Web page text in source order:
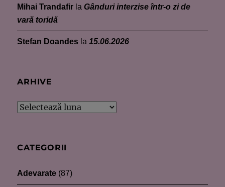
Mihai Trandafir la Gânduri interzise într-o zi de
vară toridă
Stefan Doandes la15.06.2026
ARHIVE
Arhive
CATEGORII
Adevarate (87)